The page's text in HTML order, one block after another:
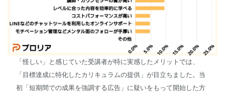
「怪しい」と感じていた受講者が特に実感したメリットでは、
「目標達成に特化したカリキュラムの提供」が目立ちました。当
初「短期間での成果を強調する広告」に疑いをもって開始した方